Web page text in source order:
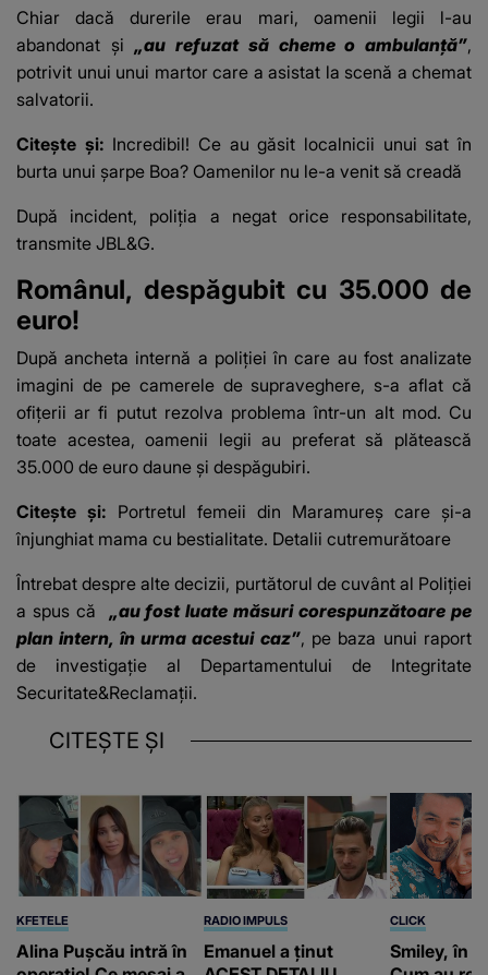
Chiar dacă durerile erau mari, oamenii legii l-au
abandonat și„au refuzat să cheme o ambulanță”,
potrivit unui unui martor care a asistat la scenă a chemat
salvatorii.
Citește și: Incredibil! Ce au găsit localnicii unui sat în
burta unui șarpe Boa? Oamenilor nu le-a venit să creadă
După incident, poliția a negat orice responsabilitate,
transmite JBL&G.
Românul, despăgubit cu 35.000 de
euro!
După ancheta internă a poliției în care au fost analizate
imagini de pe camerele de supraveghere, s-a aflat că
ofițerii ar fi putut rezolva problema într-un alt mod. Cu
toate acestea, oamenii legii au preferat să plătească
35.000 de euro daune și despăgubiri.
Citește și: Portretul femeii din Maramureș care și-a
înjunghiat mama cu bestialitate. Detalii cutremurătoare
Întrebat despre alte decizii, purtătorul de cuvânt al Poliției
a spus că „au fost luate măsuri corespunzătoare pe
plan intern, în urma acestui caz”, pe baza unui raport
de investigație al Departamentului de Integritate
Securitate&Reclamații.
CITEȘTE ȘI
KFETELE
Alina Pușcău intră în
RADIO IMPULS
Emanuel a ținut
CLICK
Smiley, în